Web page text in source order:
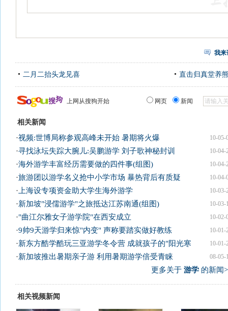
我来
二月二抬头龙见喜 直击归真堂养
上网从搜狗开始 网页 新闻
相关新闻
10-05-
·视频:世博局称参观高峰未开始 暑期将火爆
10-04-
·寻找泳坛失踪大腕儿:吴鹏游学 刘子歌神秘封训
10-04-
·海外游学丰富经历需要做的四件事(组图)
10-04-
·旅游团以游学名义抢中小学市场 暴热背后有质疑
10-03-
· 上海设专项资金助大学生海外游学
10-03-
·新加坡"浸儒游学"之旅抵达江苏南通(组图)
10-02-
·"曲江尔雅女子游学院"在西安成立
10-01-
·9帅9天游学归来惊"内变" 声称要踏实做好教练
10-01-
·新东方酷学酷玩三亚游学冬令营 成就孩子的"阳光寒
08-05-
·新加坡推出暑期亲子游 利用暑期游学倍受青睐
更多关于 游学 的新闻
相关视频新闻